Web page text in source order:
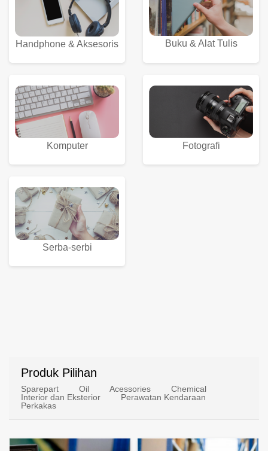
Handphone & Aksesoris Buku & Alat Tulis
Komputer Fotografi
Serba-serbi
Produk Pilihan
Sparepart Oil Acessories
Chemical
Interior dan Eksterior
Perawatan Kendaraan
Perkakas